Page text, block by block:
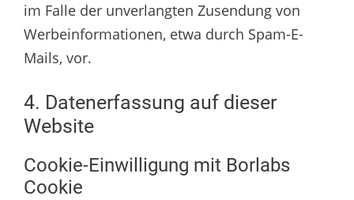
im Falle der unverlangten Zusendung von
Werbeinformationen, etwa durch Spam-E-
Mails, vor.
4. Datenerfassung auf dieser
Website
Cookie-Einwilligung mit Borlabs
Cookie